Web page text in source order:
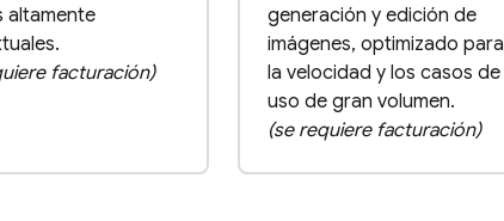
altamente
facturación)
generación y edición de
imágenes, optimizado para
la velocidad y los casos de
uso de gran volumen.
(se requiere facturación)